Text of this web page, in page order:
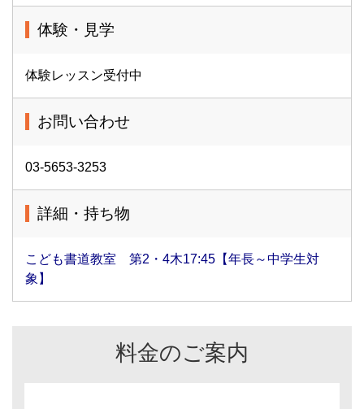
体験・見学
体験レッスン受付中
お問い合わせ
03-5653-3253
詳細・持ち物
こども書道教室 第2・4木17:45【年長～中学生対
象】
料金のご案内